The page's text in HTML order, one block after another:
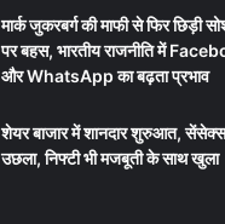
मार्क जुकरबर्ग की माफी से फिर छिड़ी
पर बहस, भारतीय राजनीति में
और WhatsApp का बढ़ता प्रभाव
शेयर बाजार में शानदार शुरुआत,
उछला, निफ्टी भी मजबूती के साथ खुला